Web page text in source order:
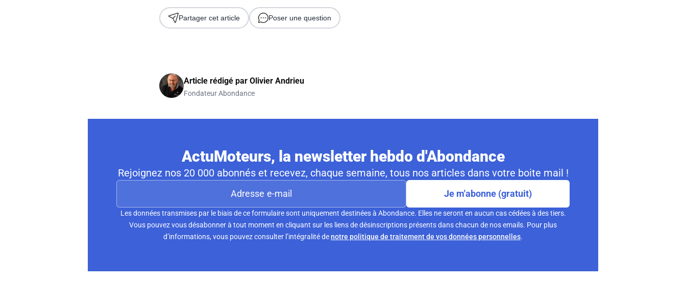
Partager cet article Poser une question
Article rédigé par Olivier Andrieu
Fondateur Abondance
ActuMoteurs, la newsletter hebdo d'Abondance
Rejoignez nos 20 000 abonnés et recevez, chaque semaine, tous nos articles dans votre boite mail !
Je m'abonne (gratuit)
Les données transmises par le biais de ce formulaire sont uniquement destinées à Abondance. Elles ne seront en aucun cas cédées à des tiers.
Vous pouvez vous désabonner à tout moment en cliquant sur les liens de désinscriptions présents dans chacun de nos emails. Pour plus
d’informations, vous pouvez consulter l’intégralité denotre politique de traitement de vos données personnelles.